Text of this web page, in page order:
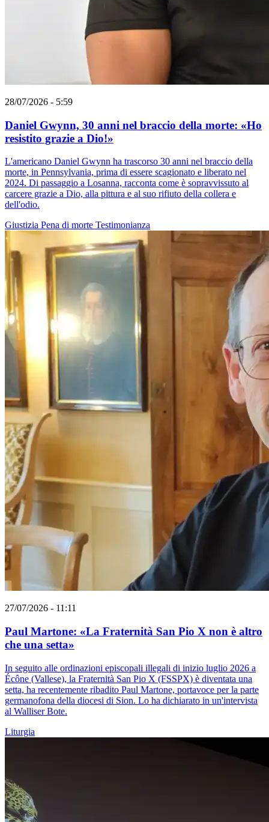
28/07/2026 - 5:59
Daniel Gwynn, 30 anni nel braccio della morte: «Ho
resistito grazie a Dio!»
L'americano Daniel Gwynn ha trascorso 30 anni nel braccio della
morte, in Pennsylvania, prima di essere scagionato e liberato nel
2024. Di passaggio a Losanna, racconta come è sopravvissuto al
carcere grazie a Dio, alla pittura e al suo rifiuto della collera e
dell'odio.
Giustizia Pena di morte Testimonianza
27/07/2026 - 11:11
Paul Martone: «La Fraternità San Pio X non è altro
che una setta»
In seguito alle ordinazioni episcopali illegali di inizio luglio 2026 a
Écône (Vallese), la Fraternità San Pio X (FSSPX) è diventata una
setta, ha recentemente ribadito Paul Martone, portavoce per la parte
germanofona della diocesi di Sion. Lo ha dichiarato in un'intervista
al Walliser Bote.
Liturgia